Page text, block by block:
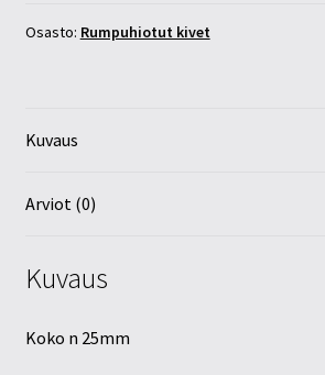
Osasto: Rumpuhiotut kivet
Kuvaus
Arviot (0)
Kuvaus
Koko n 25mm